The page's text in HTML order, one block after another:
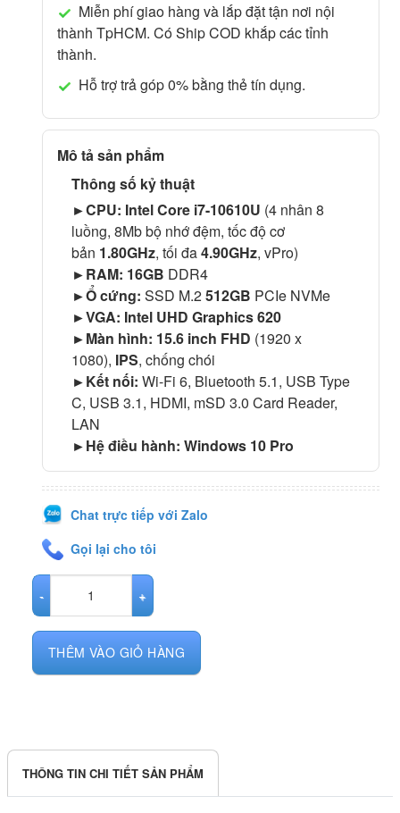
Miễn phí giao hàng và lắp đặt tận nơi nội
thành TpHCM. Có Ship COD khắp các tỉnh
thành.
Hỗ trợ trả góp 0% bằng thẻ tín dụng.
Mô tả sản phẩm
Thông số kỷ thuật
►CPU: Intel Core i7-10610U (4 nhân 8
luồng, 8Mb bộ nhớ đệm, tốc độ cơ
bản 1.80GHz, tối đa4.90GHz, vPro)
►RAM: 16GB DDR4
►Ổ cứng: SSD M.2512GB PCIe NVMe
►VGA: Intel UHD Graphics 620
►Màn hình: 15.6 inch FHD (1920 x
1080), IPS, chống chói
►Kết nối: Wi-Fi 6, Bluetooth 5.1, USB Type
C, USB 3.1, HDMI, mSD 3.0 Card Reader,
LAN
►Hệ điều hành: Windows 10 Pro
Chat trực tiếp với Zalo
Gọi lại cho tôi
Dell Latitude 5510 core i7_10610U / Ram 16GB / SSD 512GB /
THÊM VÀO GIỎ HÀNG
THÔNG TIN CHI TIẾT SẢN PHẨM